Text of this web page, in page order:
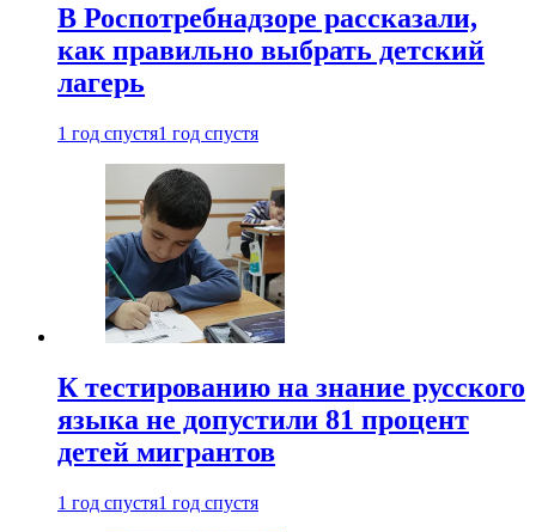
В Роспотребнадзоре рассказали,
как правильно выбрать детский
лагерь
1 год спустя1 год спустя
К тестированию на знание русского
языка не допустили 81 процент
детей мигрантов
1 год спустя1 год спустя